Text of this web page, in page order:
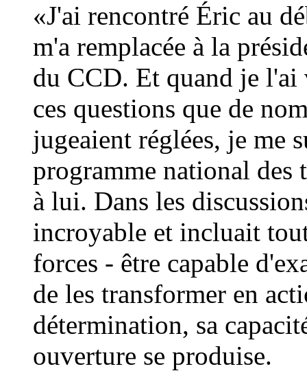
«J'ai rencontré Éric au
m'a remplacée à la
du CCD. Et quand je l'ai
ces questions que de
jugeaient réglées, je me
programme national des
à lui. Dans les
incroyable et incluait
forces - être capable
de les transformer en
détermination, sa
ouverture se produise.